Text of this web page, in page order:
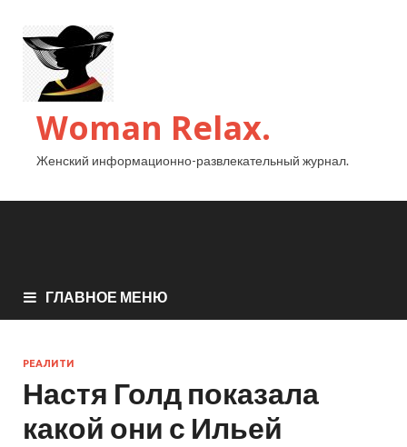
Woman Relax.
Женский информационно-развлекательный журнал.
ГЛАВНОЕ МЕНЮ
РЕАЛИТИ
Настя Голд показала
какой они с Ильей